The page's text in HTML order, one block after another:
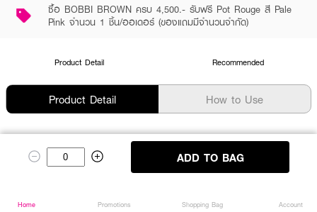
ADD TO BAG
ซื้อ BOBBI BROWN ครบ 4,500.- รับฟรี Pot Rouge สี Pale
Pink จำนวน 1 ชิ้น/ออเดอร์ (ของแถมมีจำนวนจำกัด)
Product Detail Recommended
Product Detail How to Use
Home Promotions Shopping Bag Account
Home Promotions Shopping Bag Account